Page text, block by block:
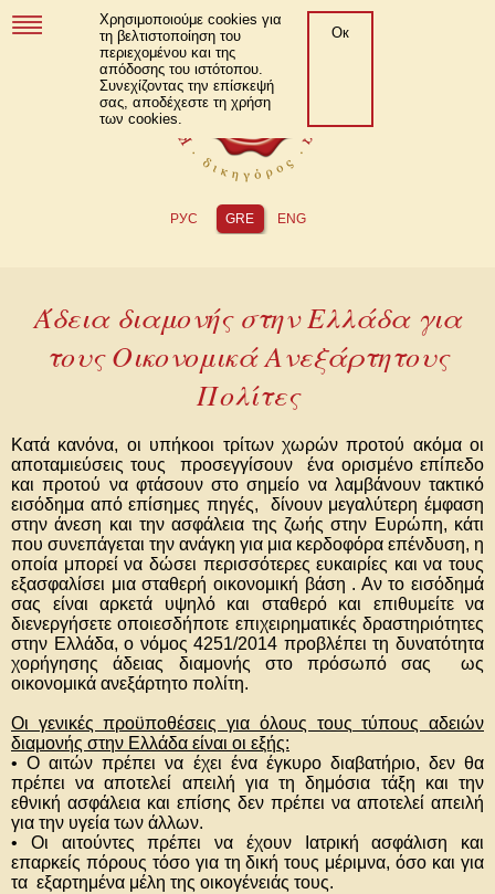
Χρησιμοποιούμε cookies για
τη βελτιστοποίηση του
περιεχομένου και της
απόδοσης του ιστότοπου.
Συνεχίζοντας την επίσκεψή
σας, αποδέχεστε τη χρήση
των cookies.
Ок
РУС GRE ENG
Άδεια διαμονής στην Ελλάδα για
τους Οικονομικά Ανεξάρτητους
Πολίτες
Κατά κανόνα, οι υπήκοοι τρίτων χωρών προτού ακόμα οι
αποταμιεύσεις τους προσεγγίσουν ένα ορισμένο επίπεδο
και προτού να φτάσουν στο σημείο να λαμβάνουν τακτικό
εισόδημα από επίσημες πηγές, δίνουν μεγαλύτερη έμφαση
στην άνεση και την ασφάλεια της ζωής στην Ευρώπη, κάτι
που συνεπάγεται την ανάγκη για μια κερδοφόρα επένδυση, η
οποία μπορεί να δώσει περισσότερες ευκαιρίες και να τους
εξασφαλίσει μια σταθερή οικονομική βάση . Αν το εισόδημά
σας είναι αρκετά υψηλό και σταθερό και επιθυμείτε να
διενεργήσετε οποιεσδήποτε επιχειρηματικές δραστηριότητες
στην Ελλάδα, ο νόμος 4251/2014 προβλέπει τη δυνατότητα
χορήγησης άδειας διαμονής στο πρόσωπό σας ως
οικονομικά ανεξάρτητο πολίτη.
Οι γενικές προϋποθέσεις για όλους τους τύπους αδειών
διαμονής στην Ελλάδα είναι οι εξής:
• Ο αιτών πρέπει να έχει ένα έγκυρο διαβατήριο, δεν θα
πρέπει να αποτελεί απειλή για τη δημόσια τάξη και την
εθνική ασφάλεια και επίσης δεν πρέπει να αποτελεί απειλή
για την υγεία των άλλων.
• Οι αιτούντες πρέπει να έχουν Ιατρική ασφάλιση και
επαρκείς πόρους τόσο για τη δική τους μέριμνα, όσο και για
τα εξαρτημένα μέλη της οικογένειάς τους.